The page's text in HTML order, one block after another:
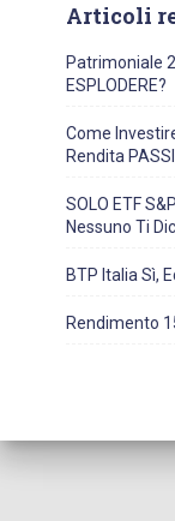
Articoli
Patrimoniale
ESPLODERE?
Come
Rendita
SOLO ETF
Nessuno Ti
BTP Italia Sì,
Rendimento